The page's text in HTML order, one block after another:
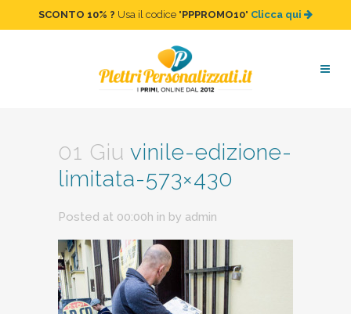
SCONTO 10% ? Usa il codice "PPPROMO10" Clicca qui
vinile-edizione-limitata-
573×430
01 Giu vinile-edizione-
limitata-573×430
Posted at 00:00h in by admin